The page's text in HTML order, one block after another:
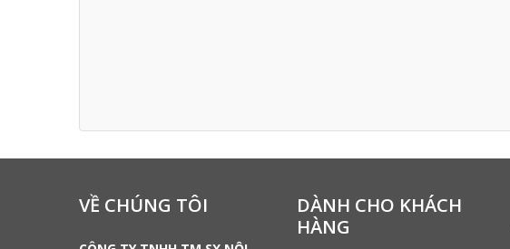
VỀ CHÚNG TÔI
DÀNH CHO KHÁCH
HÀNG